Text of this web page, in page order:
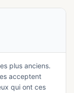
plus anciens.
acceptent
qui ont ces